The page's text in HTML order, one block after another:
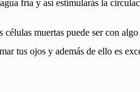
fría y así estimularás la
muertas puede ser con
tus ojos y además de ello es